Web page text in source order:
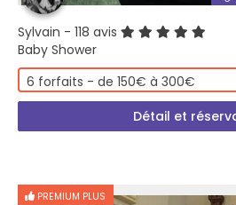
Sylvain - 118 avis
Baby Shower
6 forfaits - de 150€ à 300€
Détail et
PREMIUM PLUS